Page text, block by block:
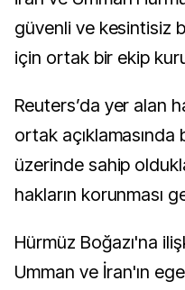
güvenli ve kesintisiz
için ortak bir ekip
Reuters’da yer alan
ortak açıklamasında
üzerinde sahip
hakların korunması
Hürmüz Boğazı'na
Umman ve İran'ın